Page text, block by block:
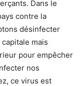
Dans le
contre la
désinfecter
mais
pour empêcher
nos
ce virus est